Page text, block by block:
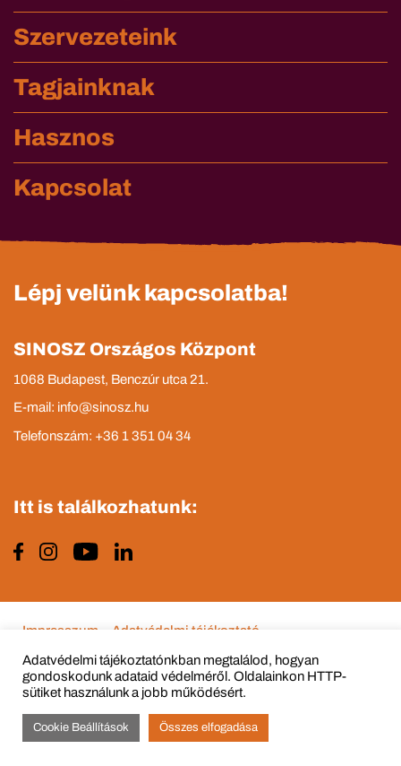
Szervezeteink
Tagjainknak
Hasznos
Kapcsolat
Lépj velünk kapcsolatba!
SINOSZ Országos Központ
1068 Budapest, Benczúr utca 21.
E-mail: info@sinosz.hu
Telefonszám: +36 1 351 04 34
Itt is találkozhatunk:
© Copyright 2015 - 2022 All Rights Reserved
Impresszum Adatvédelmi tájékoztató
Adatvédelmi tájékoztatónkban megtalálod, hogyan
gondoskodunk adataid védelméről. Oldalainkon HTTP-
sütiket használunk a jobb működésért.
Cookie Beállítások Összes elfogadása